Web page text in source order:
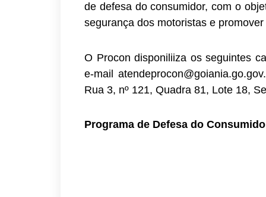
de defesa do consumidor, com o
segurança dos motoristas e
O Procon disponiliiza os seguintes
e-mail
Rua 3, nº 121, Quadra 81, Lote 18,
Programa de Defesa do